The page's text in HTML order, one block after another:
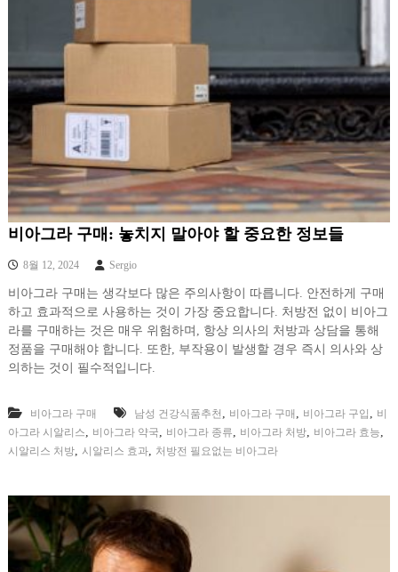
비아그라 구매: 놓치지 말아야 할 중요한 정보들
8월 12, 2024 Sergio
비아그라 구매는 생각보다 많은 주의사항이 따릅니다. 안전하게 구매
하고 효과적으로 사용하는 것이 가장 중요합니다. 처방전 없이 비아그
라를 구매하는 것은 매우 위험하며, 항상 의사의 처방과 상담을 통해
정품을 구매해야 합니다. 또한, 부작용이 발생할 경우 즉시 의사와 상
의하는 것이 필수적입니다.
비아그라 구매 남성 건강식품추천 비아그라 구매 비아그라 구입
비
아그라 시알리스
비아그라 약국 비아그라 종류 비아그라 처방, 비아그라 효능
시알리스 처방, 시알리스 효과, 처방전 필요없는 비아그라